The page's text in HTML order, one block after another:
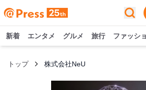
新着 エンタメ グルメ 旅行 ファッシ
トップ 株式会社NeU